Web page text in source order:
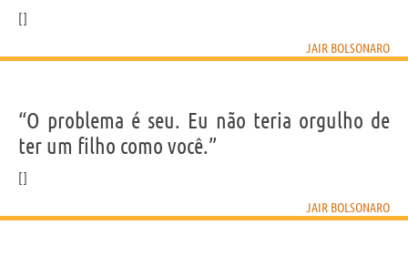
JAIR BOLSONARO
“O problema é seu. Eu não teria orgulho de
ter um filho como você.”
JAIR BOLSONARO